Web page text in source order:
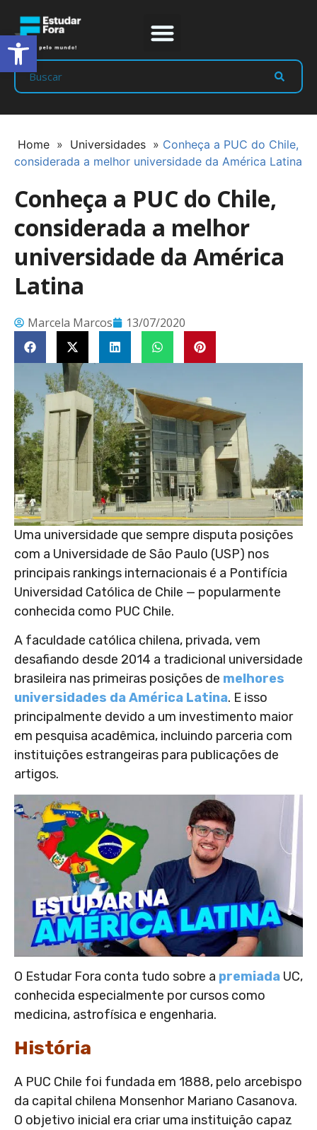
Home » Universidades » Conheça a PUC do Chile,
considerada a melhor universidade da América Latina
Conheça a PUC do Chile,
considerada a melhor
universidade da América
Latina
Marcela Marcos 13/07/2020
Uma universidade que sempre disputa posições
com a Universidade de São Paulo (USP) nos
principais rankings internacionais é a Pontifícia
Universidad Católica de Chile — popularmente
conhecida como PUC Chile.
A faculdade católica chilena, privada, vem
desafiando desde 2014 a tradicional universidade
brasileira nas primeiras posições de melhores
universidades da América Latina. E isso
principalmente devido a um investimento maior
em pesquisa acadêmica, incluindo parceria com
instituições estrangeiras para publicações de
artigos.
O Estudar Fora conta tudo sobre a premiada UC,
conhecida especialmente por cursos como
medicina, astrofísica e engenharia.
História
A PUC Chile foi fundada em 1888, pelo arcebispo
da capital chilena Monsenhor Mariano Casanova.
O objetivo inicial era criar uma instituição capaz
Abrir a barra de ferramentas